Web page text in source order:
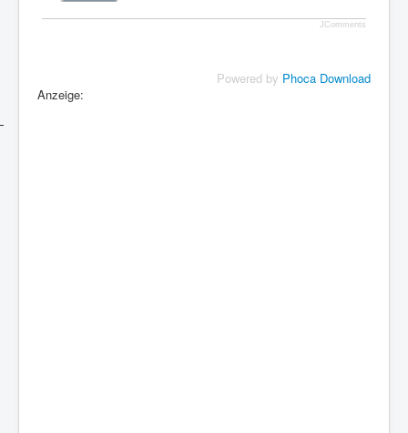
JComments
Powered by Phoca Download
Anzeige: